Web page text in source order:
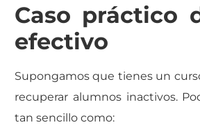
Caso práctico
efectivo
Supongamos que tienes un
recuperar alumnos inactivos.
tan sencillo como: